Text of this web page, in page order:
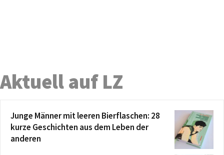
Aktuell auf LZ
Junge Männer mit leeren Bierflaschen: 28
kurze Geschichten aus dem Leben der
anderen